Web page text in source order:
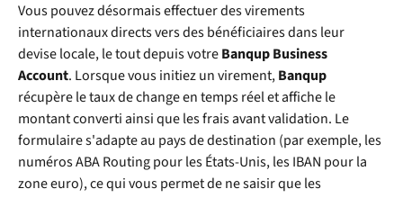
Vous pouvez désormais effectuer des virements
internationaux directs vers des bénéficiaires dans leur
devise locale, le tout depuis votre Banqup Business
Account. Lorsque vous initiez un virement, Banqup
récupère le taux de change en temps réel et affiche le
montant converti ainsi que les frais avant validation. Le
formulaire s'adapte au pays de destination (par exemple, les
numéros ABA Routing pour les États-Unis, les IBAN pour la
zone euro), ce qui vous permet de ne saisir que les